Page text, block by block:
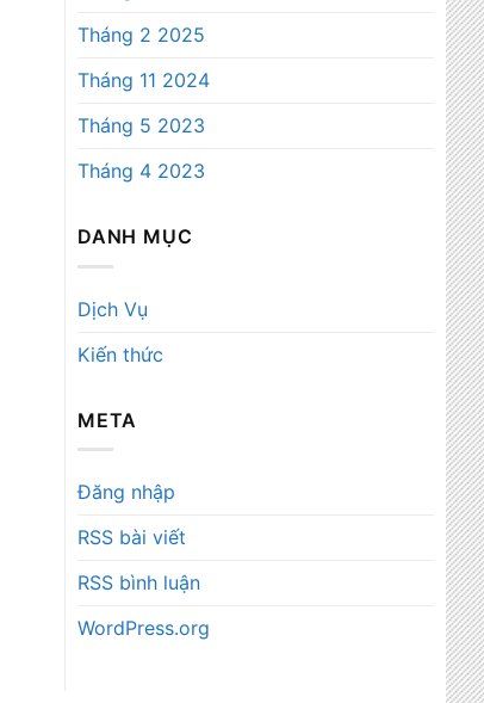
Tháng 2 2025
Tháng 11 2024
Tháng 5 2023
Tháng 4 2023
DANH MỤC
Dịch Vụ
Kiến thức
META
Đăng nhập
RSS bài viết
RSS bình luận
WordPress.org